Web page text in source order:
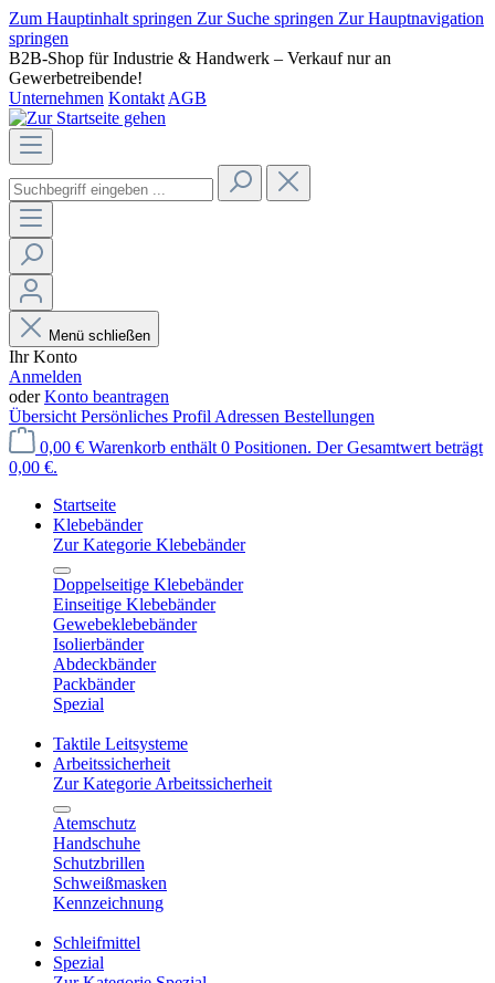
Zum Hauptinhalt springen Zur Suche springen Zur Hauptnavigation
springen
B2B-Shop für Industrie & Handwerk – Verkauf nur an
Gewerbetreibende!
Unternehmen Kontakt AGB
Menü schließen
Ihr Konto
Anmelden
oderKonto beantragen
Übersicht Persönliches Profil Adressen Bestellungen
0,00 € Warenkorb enthält 0 Positionen. Der Gesamtwert beträgt
0,00 €.
Startseite
Klebebänder
Zur Kategorie Klebebänder
Doppelseitige Klebebänder
Einseitige Klebebänder
Gewebeklebebänder
Isolierbänder
Abdeckbänder
Packbänder
Spezial
Taktile Leitsysteme
Arbeitssicherheit
Zur Kategorie Arbeitssicherheit
Atemschutz
Handschuhe
Schutzbrillen
Schweißmasken
Kennzeichnung
Schleifmittel
Spezial